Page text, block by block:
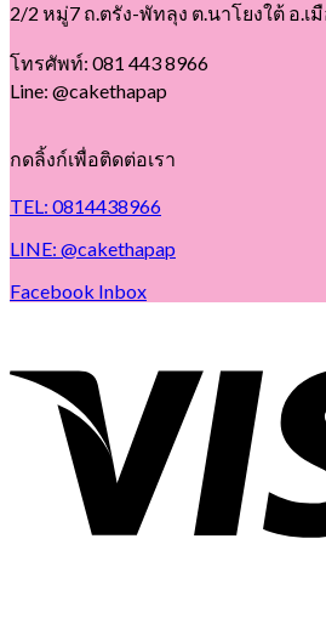
2/2 หมู่7 ถ.ตรัง-พัทลุง ต.นาโยงใต้ อ.เ
โทรศัพท์: 081 443 8966
Line: @cakethapap
กดลิ้งก์เพื่อติดต่อเรา
TEL: 0814438966
LINE: @cakethapap
Facebook Inbox